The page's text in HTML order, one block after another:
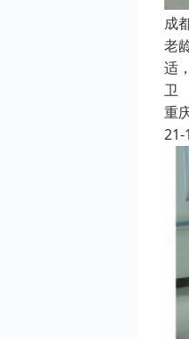
成
老
适
卫
重
21-